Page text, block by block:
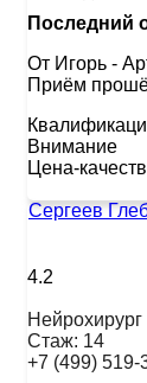
Последний
От Игорь -
Приём
Внимание
Цена-
Сергеев
4.2
Нейрохирург
Стаж: 14
+7 (499) 519-